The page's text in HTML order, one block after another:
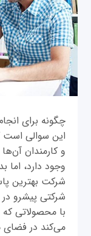
چگونه برای
این سوالی است
و کارمندان
وجود دارد، اما
شرکتی پیشرو
با محصولاتی
می‌کند در فضای